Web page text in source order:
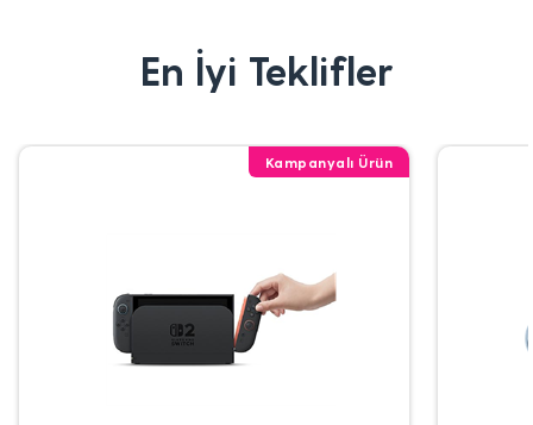
En İyi Teklifler
Kampanyalı Ürün